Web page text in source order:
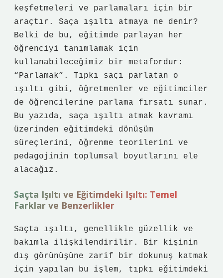
keşfetmeleri ve parlamaları için bir
araçtır. Saça ışıltı atmaya ne denir?
Belki de bu, eğitimde parlayan her
öğrenciyi tanımlamak için
kullanabileceğimiz bir metafordur:
“Parlamak”. Tıpkı saçı parlatan o
ışıltı gibi, öğretmenler ve eğitimciler
de öğrencilerine parlama fırsatı sunar.
Bu yazıda, saça ışıltı atmak kavramı
üzerinden eğitimdeki dönüşüm
süreçlerini, öğrenme teorilerini ve
pedagojinin toplumsal boyutlarını ele
alacağız.
Saçta Işıltı ve Eğitimdeki Işıltı: Temel
Farklar ve Benzerlikler
Saçta ışıltı, genellikle güzellik ve
bakımla ilişkilendirilir. Bir kişinin
dış görünüşüne zarif bir dokunuş katmak
için yapılan bu işlem, tıpkı eğitimdeki